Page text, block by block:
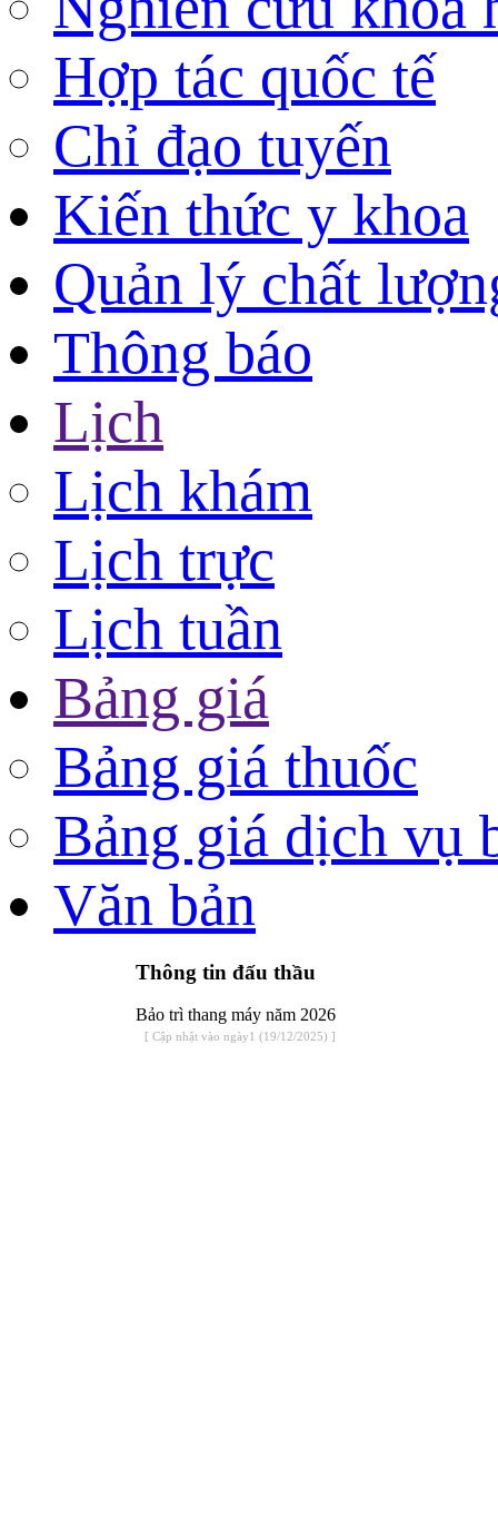
Hợp tác quốc tế
Chỉ đạo tuyến
Kiến thức y khoa
Quản lý chất
Thông báo
Lịch
Lịch khám
Lịch trực
Lịch tuần
Bảng giá
Bảng giá thuốc
Bảng giá dịch vụ
Văn bản
Thông tin đấu thầu
Bảo trì thang máy năm 2026
[ Cập nhật vào ngày1 (19/12/2025) ]